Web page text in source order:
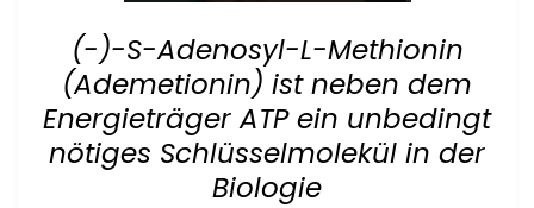
(-)-S-Adenosyl-L-Methionin
(Ademetionin) ist neben dem
Energieträger ATP ein unbedingt
nötiges Schlüsselmolekül in der
Biologie